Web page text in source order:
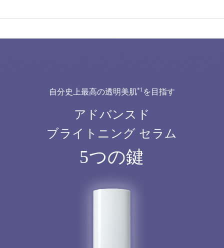
自分史上最高の透明美肌*1 を目指す
アドバンスド
ブライトニング セラム
5つの鍵